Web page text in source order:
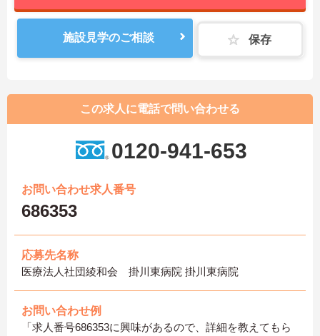
施設見学のご相談 保存
この求人に電話で問い合わせる
0120-941-653
お問い合わせ求人番号
686353
応募先名称
医療法人社団綾和会 掛川東病院 掛川東病院
お問い合わせ例
「求人番号686353に興味があるので、詳細を教えてもら